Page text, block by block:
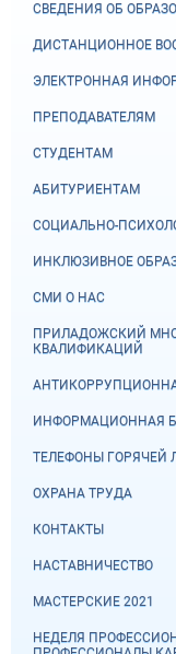
СВЕДЕНИЯ ОБ
ДИСТАНЦИОННОЕ
ЭЛЕКТРОННАЯ
ПРЕПОДАВАТЕЛЯМ
СТУДЕНТАМ
АБИТУРИЕНТАМ
СОЦИАЛЬНО-
ИНКЛЮЗИВНОЕ
СМИ О НАС
ПРИЛАДОЖСКИЙ
КВАЛИФИКАЦИЙ
ИНФОРМАЦИОННАЯ
ТЕЛЕФОНЫ ГОРЯЧЕЙ
ОХРАНА ТРУДА
КОНТАКТЫ
НАСТАВНИЧЕСТВО
МАСТЕРСКИЕ 2021
НЕДЕЛЯ